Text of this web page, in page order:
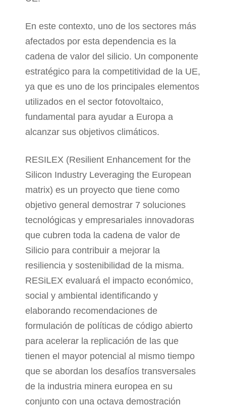
En este contexto, uno de los sectores más
afectados por esta dependencia es la
cadena de valor del silicio. Un componente
estratégico para la competitividad de la UE,
ya que es uno de los principales elementos
utilizados en el sector fotovoltaico,
fundamental para ayudar a Europa a
alcanzar sus objetivos climáticos.
RESILEX (Resilient Enhancement for the
Silicon Industry Leveraging the European
matrix) es un proyecto que tiene como
objetivo general demostrar 7 soluciones
tecnológicas y empresariales innovadoras
que cubren toda la cadena de valor de
Silicio para contribuir a mejorar la
resiliencia y sostenibilidad de la misma.
RESiLEX evaluará el impacto económico,
social y ambiental identificando y
elaborando recomendaciones de
formulación de políticas de código abierto
para acelerar la replicación de las que
tienen el mayor potencial al mismo tiempo
que se abordan los desafíos transversales
de la industria minera europea en su
conjunto con una octava demostración